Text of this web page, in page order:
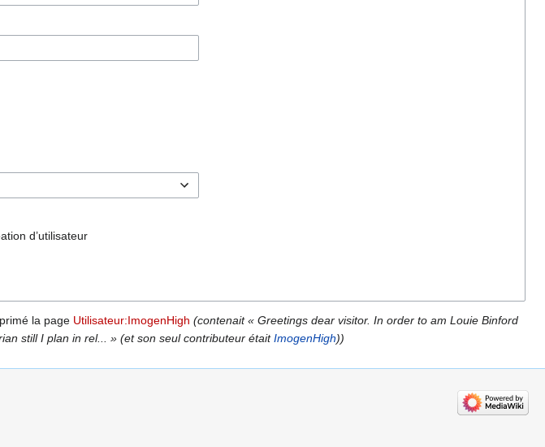
d’utilisateur
la page Utilisateur:ImogenHigh (contenait « Greetings dear visitor. In order to am Louie Binford
still I plan in rel... » (et son seul contributeur étaitImogenHigh))